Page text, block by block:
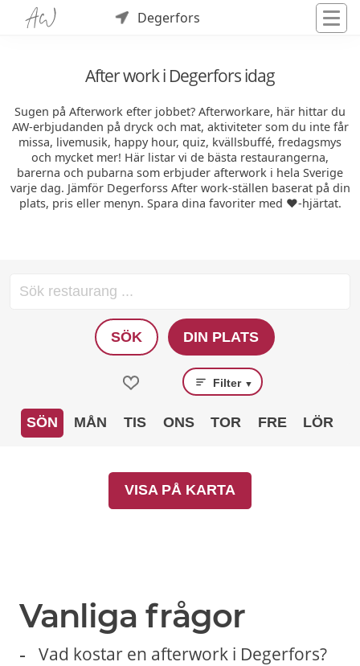
Degerfors
After work i Degerfors idag
Sugen på Afterwork efter jobbet? Afterworkare, här hittar du
AW-erbjudanden på dryck och mat, aktiviteter som du inte får
missa, livemusik, happy hour, quiz, kvällsbuffé, fredagsmys
och mycket mer! Här listar vi de bästa restaurangerna,
barerna och pubarna som erbjuder afterwork i hela Sverige
varje dag. Jämför Degerforss After work-ställen baserat på din
plats, pris eller menyn. Spara dina favoriter med ❤️-hjärtat.
SÖK DIN PLATS
Filter ▼
SÖN MÅN TIS ONS TOR FRE LÖR
VISA PÅ KARTA
Vanliga frågor
Vad kostar en afterwork i Degerfors?